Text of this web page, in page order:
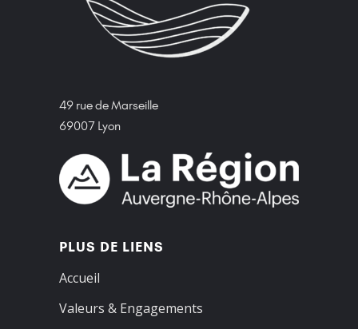
49 rue de Marseille
69007 Lyon
PLUS DE LIENS
Accueil
Valeurs & Engagements